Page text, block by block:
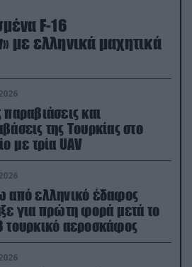
F-16
με ελληνικά μαχητικά
παραβιάσεις και
της Τουρκίας στο
με τρία UAV
από ελληνικό έδαφος
για πρώτη φορά μετά το
τουρκικό αεροσκάφος